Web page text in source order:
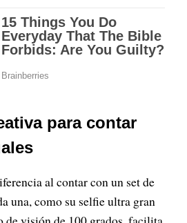
para contar
al contar con un set de
una, como su selfie ultra gran